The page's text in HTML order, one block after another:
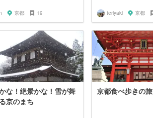
京都 19 teriyaki 京都
な！絶景かな！雪が舞
京のまち
京都食べ歩きの旅